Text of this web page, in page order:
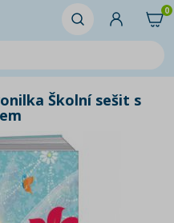
0
Školní sešit s